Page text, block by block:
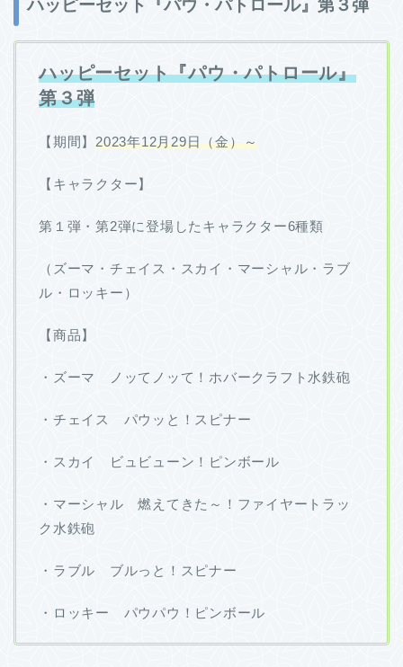
ハッピーセット『パウ・パトロール』第３弾
ハッピーセット『パウ・パトロール』
第３弾
【期間】2023年12月29日（金）～
【キャラクター】
第１弾・第2弾に登場したキャラクター6種類
（ズーマ・チェイス・スカイ・マーシャル・ラブ
ル・ロッキー）
【商品】
・ズーマ ノッてノッて！ホバークラフト水鉄砲
・チェイス パウッと！スピナー
・スカイ ビュビューン！ピンボール
・マーシャル 燃えてきた～！ファイヤートラッ
ク水鉄砲
・ラブル ブルっと！スピナー
・ロッキー パウパウ！ピンボール